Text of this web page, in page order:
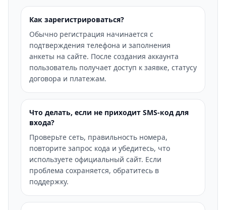
Как зарегистрироваться?
Обычно регистрация начинается с
подтверждения телефона и заполнения
анкеты на сайте. После создания аккаунта
пользователь получает доступ к заявке, статусу
договора и платежам.
Что делать, если не приходит SMS-код для
входа?
Проверьте сеть, правильность номера,
повторите запрос кода и убедитесь, что
используете официальный сайт. Если
проблема сохраняется, обратитесь в
поддержку.